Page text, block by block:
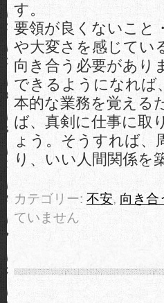
す。
要領が良くないこと
や大変さを感じてい
向き合う必要があり
できるようになれば
本的な業務を覚える
ば、真剣に仕事に取
ょう。そうすれば、
り、いい人間関係を
カテゴリー: 不安, 向き合
ていません